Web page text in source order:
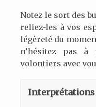
Notez le sort des
reliez-les à vos
légèreté du
n’hésitez pas à
volontiers avec
Interprétations